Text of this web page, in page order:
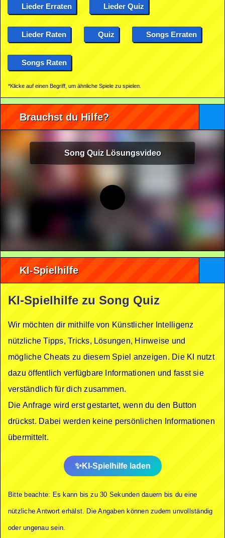
Lieder Erraten Lieder Quiz
Lieder Raten Quiz Songs Erraten
Songs Raten
*Klicke auf einen Begriff, um ähnliche Spiele zu spielen.
Brauchst du Hilfe?
Song Quiz Lösungsvideo
KI-Spielhilfe
KI-Spielhilfe zu Song Quiz
Wir möchten dir mithilfe von Künstlicher Intelligenz
nützliche Tipps, Tricks, Lösungen, Hinweise und
mögliche Cheats zu diesem Spiel anzeigen. Die KI nutzt
dazu öffentlich verfügbare Informationen und fasst sie
verständlich für dich zusammen.
Die Anfrage wird erst gestartet, wenn du den Button
drückst. Dabei werden keine persönlichen Informationen
übermittelt.
KI-Spielhilfe laden
Bitte beachte: Es kann bis zu 30 Sekunden dauern bis du eine
nützliche Antwort erhälst. Die Angaben können zudem unvollständig
oder ungenau sein.